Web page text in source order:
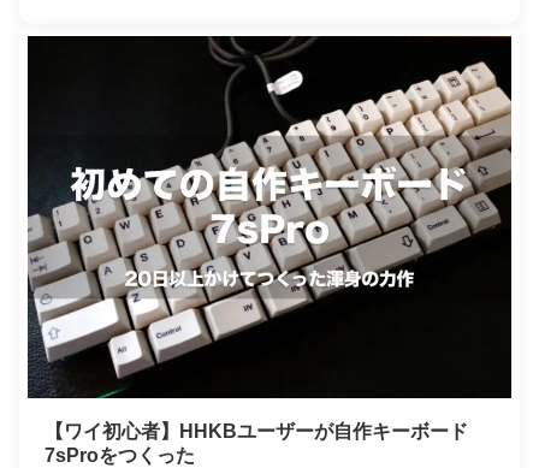
【ワイ初心者】HHKBユーザーが自作キーボード
7sProをつくった